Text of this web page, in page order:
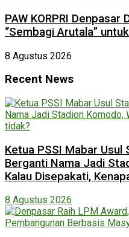
PAW KORPRI
“Sembagi Arutala”
8 Agustus 2026
Recent News
Ketua PSSI Mabar
Berganti Nama Jadi
Kalau Disepakati,
8 Agustus 2026